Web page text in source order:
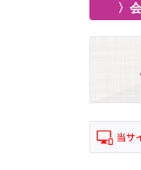
〉